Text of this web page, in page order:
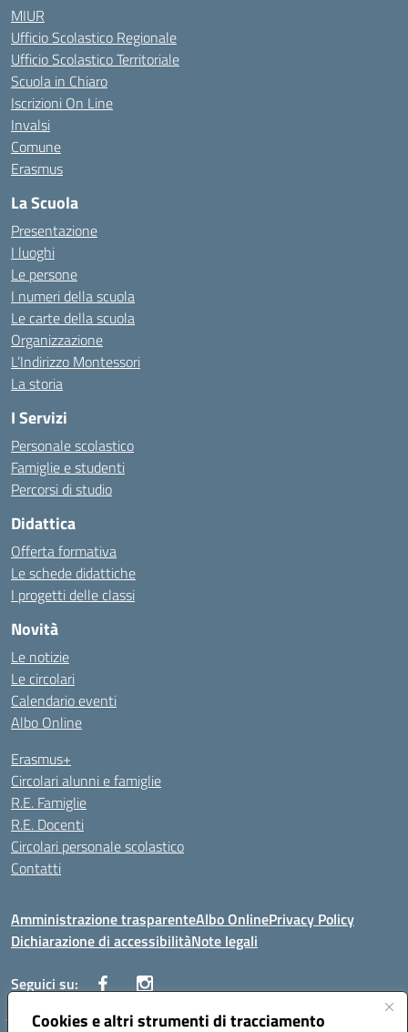
Cookies e altri strumenti di tracciamento
MIUR
Ufficio Scolastico Regionale
Ufficio Scolastico Territoriale
Scuola in Chiaro
Iscrizioni On Line
Invalsi
Comune
Erasmus
La Scuola
Presentazione
I luoghi
Le persone
I numeri della scuola
Le carte della scuola
Organizzazione
L’Indirizzo Montessori
La storia
I Servizi
Personale scolastico
Famiglie e studenti
Percorsi di studio
Didattica
Offerta formativa
Le schede didattiche
I progetti delle classi
Novità
Le notizie
Le circolari
Calendario eventi
Albo Online
Erasmus+
Circolari alunni e famiglie
R.E. Famiglie
R.E. Docenti
Circolari personale scolastico
Contatti
Amministrazione trasparenteAlbo OnlinePrivacy Policy
Dichiarazione di accessibilitàNote legali
Seguici su: